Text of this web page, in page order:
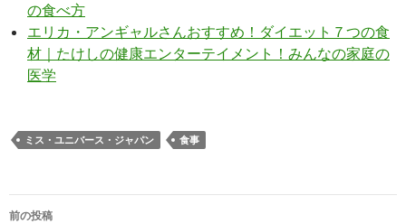
の食べ方
エリカ・アンギャルさんおすすめ！ダイエット７つの食
材｜たけしの健康エンターテイメント！みんなの家庭の
医学
ミス・ユニバース・ジャパン 食事
投
前の投稿